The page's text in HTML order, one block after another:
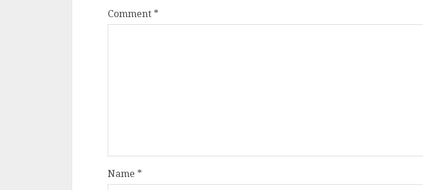
Comment *
Name *